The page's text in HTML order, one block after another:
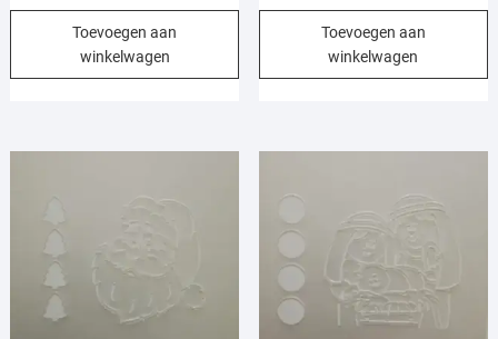
Toevoegen aan
winkelwagen
Toevoegen aan
winkelwagen